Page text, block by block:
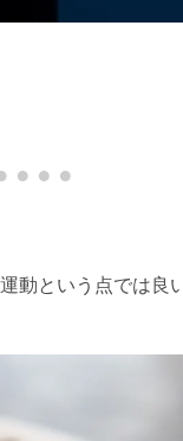
という点では良